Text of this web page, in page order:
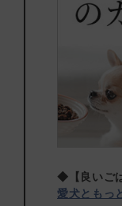
◆【良いご
愛犬ともっ